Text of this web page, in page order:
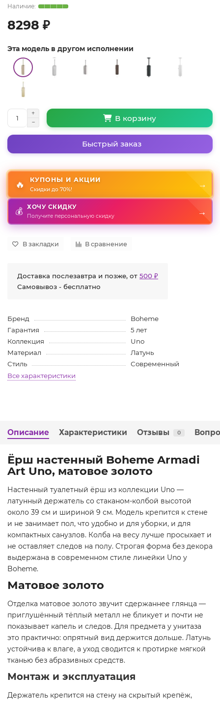
8298 ₽
Эта модель в другом исполнении
В корзину
Быстрый заказ
🔥 КУПОНЫ И АКЦИИ
Скидки до 70%!
→
💰 ХОЧУ СКИДКУ
Получите персональную скидку →
В закладки В сравнение
Доставка послезавтра и позже, от 500 ₽
Самовывоз - бесплатно
Бренд
Boheme
Гарантия
5 лет
Коллекция
Uno
Материал
Латунь
Стиль
Современный
Все характеристики
Описание Характеристики Отзывы 0
Ёрш настенный Boheme Armadi
Art Uno, матовое золото
Настенный туалетный ёрш из коллекции Uno —
латунный держатель со стаканом-колбой высотой
около 39 см и шириной 9 см. Модель крепится к стене
и не занимает пол, что удобно и для уборки, и для
компактных санузлов. Колба на весу лучше просыхает и
не оставляет следов на полу. Строгая форма без декора
выдержана в современном стиле линейки Uno у
Boheme.
Матовое золото
Отделка матовое золото звучит сдержаннее глянца —
приглушённый тёплый металл не бликует и почти не
показывает капель и следов. Для предмета у унитаза
это практично: опрятный вид держится дольше. Латунь
устойчива к влаге, а уход сводится к протирке мягкой
тканью без абразивных средств.
Монтаж и эксплуатация
Держатель крепится на стену на скрытый крепёж,